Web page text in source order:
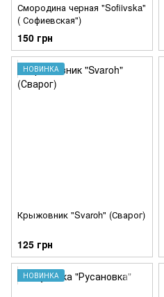
Смородина черная "Sofiivska"
( Софиевская")
150 грн
НОВИНКА
Крыжовник "Svaroh" (Сварог)
125 грн
НОВИНКА